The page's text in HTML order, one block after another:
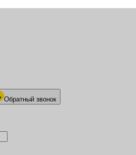
Обратный звонок